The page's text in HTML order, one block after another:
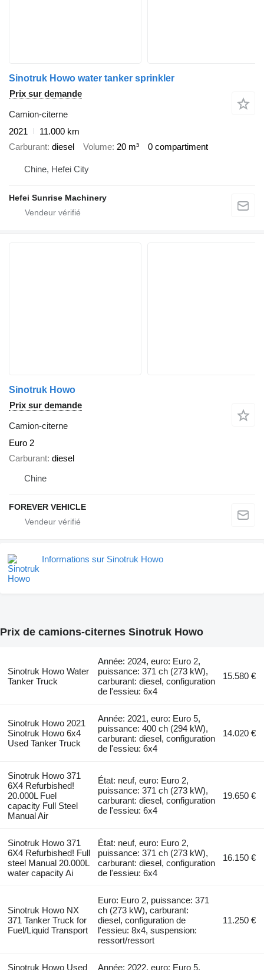
Sinotruk Howo water tanker sprinkler
Prix sur demande
Camion-citerne
2021
11.000 km
Carburant diesel Volume 20 m³ 0 compartiment
Chine, Hefei City
Hefei Sunrise Machinery
Sinotruk Howo
Prix sur demande
Camion-citerne
Euro 2
Carburant diesel
Chine
FOREVER VEHICLE
Informations sur Sinotruk Howo
Prix de camions-citernes Sinotruk Howo
Sinotruk Howo Water
Tanker Truck
Année: 2024, euro: Euro 2,
puissance: 371 ch (273 kW),
carburant: diesel, configuration
de l'essieu: 6x4
15.580 €
Sinotruk Howo 2021
Sinotruk Howo 6x4
Used Tanker Truck
Année: 2021, euro: Euro 5,
puissance: 400 ch (294 kW),
carburant: diesel, configuration
de l'essieu: 6x4
14.020 €
Sinotruk Howo 371
6X4 Refurbished!
20.000L Fuel
capacity Full Steel
Manual Air
État: neuf, euro: Euro 2,
puissance: 371 ch (273 kW),
carburant: diesel, configuration
de l'essieu: 6x4
19.650 €
Sinotruk Howo 371
6X4 Refurbished! Full
steel Manual 20.000L
water capacity Ai
État: neuf, euro: Euro 2,
puissance: 371 ch (273 kW),
carburant: diesel, configuration
de l'essieu: 6x4
16.150 €
Sinotruk Howo NX
371 Tanker Truck for
Fuel/Liquid Transport
Euro: Euro 2, puissance: 371
ch (273 kW), carburant:
diesel, configuration de
l'essieu: 8x4, suspension:
ressort/ressort
11.250 €
Sinotruk Howo Used Année: 2022, euro: Euro 5,